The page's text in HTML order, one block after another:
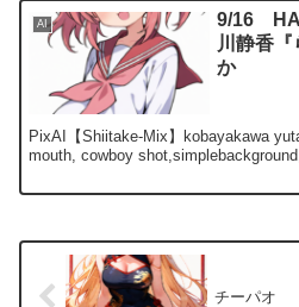
AI
9/16
川静香
か
PixAI【Shiitake-Mix】kobayakawa
mouth, cowboy
チーパオ